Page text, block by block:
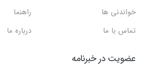
خواندنی ها
راهنما
تماس با ما
درباره ما
عضویت در خبرنامه